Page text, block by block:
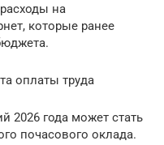
на
которые ранее
оплаты труда
2026 года может стать
почасового оклада.